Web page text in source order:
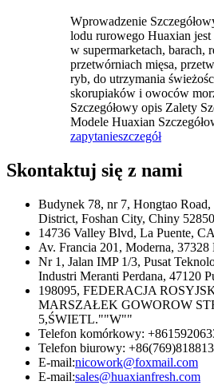
Wprowadzenie
lodu rurowego Huaxian jest
w supermarketach, barach,
przetwórniach mięsa,
ryb, do utrzymania
skorupiaków i owoców
Szczegółowy opis Zalety
Modele Huaxian
zapytanieszczegół
Skontaktuj się z nami
Budynek 78, nr 7, Hongtao
District, Foshan City, Chiny
14736 Valley Blvd, La Puente,
Av. Francia 201, Moderna,
Nr 1, Jalan IMP 1/3, Pusat
Industri Meranti Perdana, 47120
198095, FEDERACJA
MARSZAŁEK GOWOROW
5,ŚWIETL.""W""
Telefon komórkowy:
Telefon biurowy:
E-mail:nicowork@foxmail.com
E-mail:sales@huaxianfresh.com